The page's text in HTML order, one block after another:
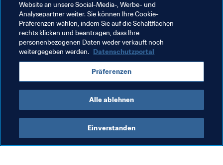
Verwandte Themen
Volunteers
FIFA Frauen-Weltmeisterschaft Frankreich 2019
France
Website an unsere Social-Media-, Werbe- und
Analysepartner weiter. Sie können Ihre Cookie-
Präferenzen wählen, indem Sie auf die Schaltflächen
rechts klicken und beantragen, dass Ihre
personenbezogenen Daten weder verkauft noch
weitergegeben werden. Datenschutzportal
Präferenzen
Alle ablehnen
Einverstanden